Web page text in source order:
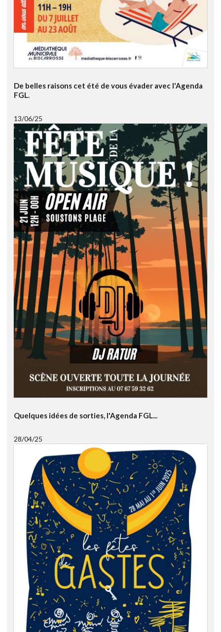
De belles raisons cet été de vous évader avec l'Agenda
FGL.
13/06/25
Quelques idées de sorties, l'Agenda FGL...
28/04/25